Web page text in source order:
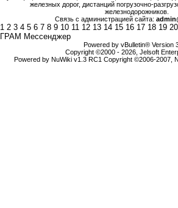
железных дорог, дистанций погрузочно-
железнодорожников.
Связь с администрацией сайта:
1 2 3 4 5 6 7 8 9 10 11 12 13 14 15 16 17 18 19 20
ГРАМ Мессенджер
Powered by vBulletin® Version
Copyright ©2000 - 2026, Jelsoft
Powered by NuWiki v1.3 RC1 Copyright ©2006-2007,